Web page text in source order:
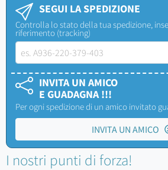
SEGUI LA SPEDIZIONE
Controlla lo stato della tua spedizione,
riferimento (tracking)
INVITA UN AMICO
E GUADAGNA !!!
Per ogni spedizione di un amico invitato
INVITA UN AMICO
I nostri punti di forza!